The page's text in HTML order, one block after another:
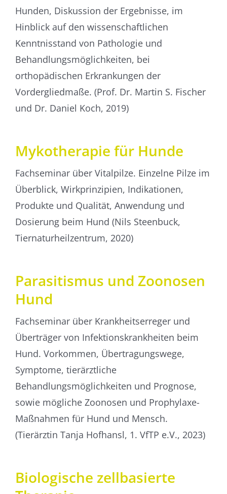
Hunden, Diskussion der Ergebnisse, im
Hinblick auf den wissenschaftlichen
Kenntnisstand von Pathologie und
Behandlungsmöglichkeiten, bei
orthopädischen Erkrankungen der
Vordergliedmaße. (Prof. Dr. Martin S. Fischer
und Dr. Daniel Koch, 2019)
Mykotherapie für Hunde
Fachseminar über Vitalpilze. Einzelne Pilze im
Überblick, Wirkprinzipien, Indikationen,
Produkte und Qualität, Anwendung und
Dosierung beim Hund (Nils Steenbuck,
Tiernaturheilzentrum, 2020)
Parasi­tismus und Zoonosen
Hund
Fachseminar über Krankheitserreger und
Überträger von Infektionskrankheiten beim
Hund. Vorkommen, Übertragungswege,
Symptome, tierärztliche
Behandlungsmöglichkeiten und Prognose,
sowie mögliche Zoonosen und Prophylaxe-
Maßnahmen für Hund und Mensch.
(Tierärztin Tanja Hofhansl, 1. VfTP e.V., 2023)
Biologische zellbasierte